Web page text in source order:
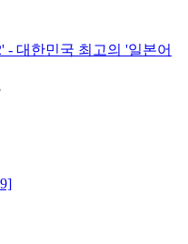
- 대한민국 최고의 '일본어